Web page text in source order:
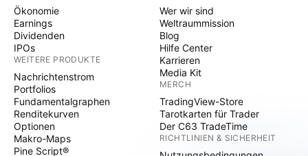
Ökonomie
Earnings
Dividenden
IPOs
WEITERE PRODUKTE
Nachrichtenstrom
Portfolios
Fundamentalgraphen
Renditekurven
Optionen
Makro-Maps
Pine Script®
Wer wir sind
Weltraummission
Blog
Hilfe Center
Karrieren
Media Kit
MERCH
TradingView-Store
Tarotkarten für Trader
Der C63 TradeTime
RICHTLINIEN & SICHERHEIT